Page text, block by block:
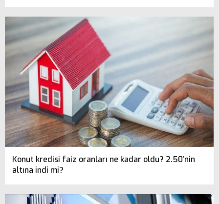
Konut kredisi faiz oranları ne kadar oldu? 2.50’nin
altına indi mi?